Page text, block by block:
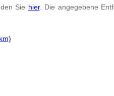
Sie hier. Die angegebene